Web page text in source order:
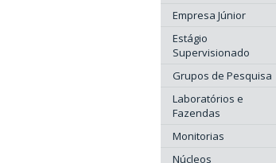
Empresa Júnior
Estágio
Supervisionado
Grupos de Pesquisa
Laboratórios e
Fazendas
Monitorias
Núcleos